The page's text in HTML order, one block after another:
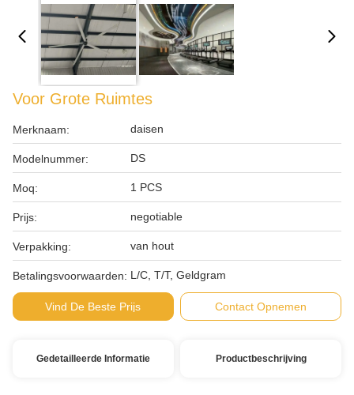
Voor Grote Ruimtes
Merknaam: daisen
Modelnummer: DS
Moq: 1 PCS
Prijs: negotiable
Verpakking: van hout
Betalingsvoorwaarden: L/C, T/T, Geldgram
Vind De Beste Prijs Contact Opnemen
Gedetailleerde Informatie Productbeschrijving